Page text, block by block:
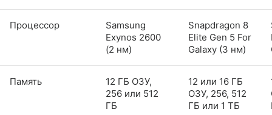
Процессор
Samsung
Exynos 2600
(2 нм)
Snapdragon 8
Elite Gen 5 For
Galaxy (3 нм)
Память
12 ГБ ОЗУ,
256 или 512
ГБ
12 или 16 ГБ
ОЗУ, 256, 512
ГБ или 1 ТБ